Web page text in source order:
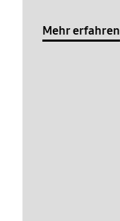
Mehr erfahren